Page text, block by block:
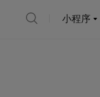
小程序